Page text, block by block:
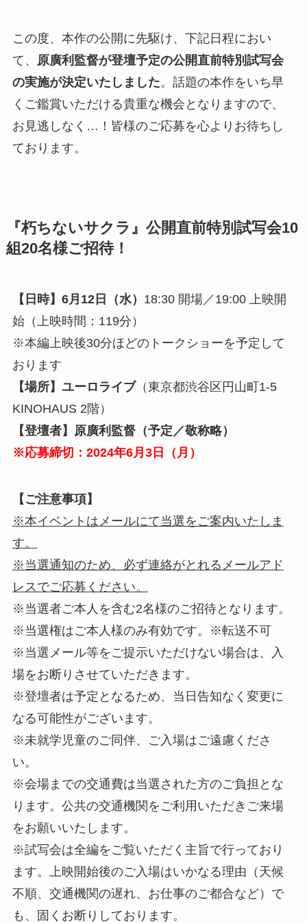
この度、本作の公開に先駆け、下記日程におい
て、 原廣利監督が登壇予定の公開直前特別試写会
の実施が決定いたしました。話題の本作をいち早
くご鑑賞いただける貴重な機会となりますので、
お見逃しなく…！皆様のご応募を心よりお待ちし
ております。
『朽ちないサクラ』公開直前特別試写会10
組20名様ご招待！
【日時】6月12日（水） 18:30 開場／19:00 上映開
始（上映時間：119分）
※本編上映後30分ほどのトークショーを予定して
おります
【場所】ユーロライブ（東京都渋谷区円山町1-5
KINOHAUS 2階）
【登壇者】原廣利監督（予定／敬称略）
※応募締切：2024年6月3日（月）
【ご注意事項】
※本イベントはメールにて当選をご案内いたしま
す。
※当選通知のため、必ず連絡がとれるメールアド
レスでご応募ください。
※当選者ご本人を含む2名様のご招待となります。
※当選権はご本人様のみ有効です。※転送不可
※当選メール等をご提示いただけない場合は、入
場をお断りさせていただきます。
※登壇者は予定となるため、当日告知なく変更に
なる可能性がございます。
※未就学児童のご同伴、ご入場はご遠慮くださ
い。
※会場までの交通費は当選された方のご負担とな
ります。公共の交通機関をご利用いただきご来場
をお願いいたします。
※試写会は全編をご覧いただく主旨で行っており
ます。上映開始後のご入場はいかなる理由（天候
不順、交通機関の遅れ、お仕事のご都合など）で
も、固くお断りしております。